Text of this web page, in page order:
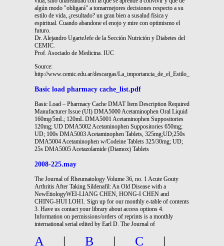
algún modo "obligará" a tomarmejores decisiones respecto a su
estilo de vida, ¿resultado? un gran bien a susalud física y
espiritual. Cuando abandone el enojo y mire con optimismo el
futuro.
Dr. Alejandro UgarteJefe de la Sección Nutrición y Diabetes del
CEMIC.
Prof. Asociado de Medicina. IUC
Source:
http://www.cemic.edu.ar/descargas/
Basic load pharmacy cache_list.pdf
Basic Load – Pharmacy Cache DMAT Item Description Required
Manufacturer Issue (UI) DMA5000 Acetaminophen Oral Liquid
160mg/5mL; 120mL DMA5001 Acetaminophen Suppositories
120mg; UD DMA5002 Acetaminophen Suppositories 650mg;
UD; 100s DMA5003 Acetaminophen Tablets, 325mg;UD;250s
DMA5004 Acetaminophen w/Codeine Tablets 325/30mg; UD;
25s DMA5005 Acetazolamide (Diamox) Tablets
2008-225.may
The Journal of Rheumatology Volume 36, no. 1 Acute Gouty
Arthritis After Taking Sildenafil: An Old Disease with a
NewEtiologyWEI-LIANG CHEN, HONG-I CHEN and
CHING-HUI LOH1. Sign up for our monthly e-table of contents
3. Have us contact your library about access options 4.
Information on permissions/orders of reprints is a monthly
international serial edited by Earl D. The Journal of
A | B | C |